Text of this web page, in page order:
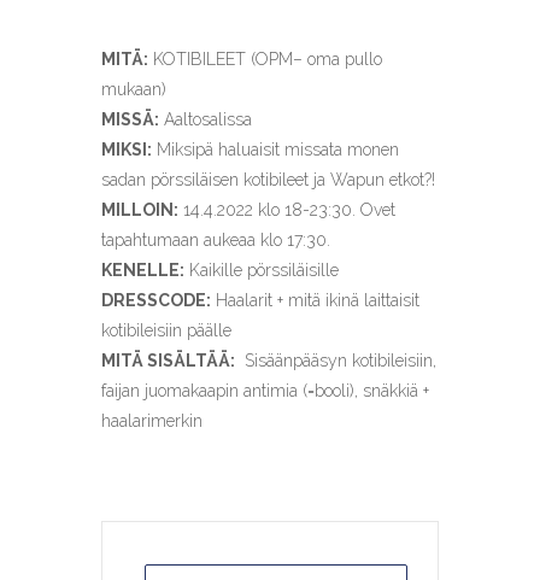
MITÄ: KOTIBILEET (OPM– oma pullo
mukaan)
MISSÄ: Aaltosalissa
MIKSI: Miksipä haluaisit missata monen
sadan pörssiläisen kotibileet ja Wapun etkot?!
MILLOIN: 14.4.2022 klo 18-23:30. Ovet
tapahtumaan aukeaa klo 17:30.
KENELLE: Kaikille pörssiläisille
DRESSCODE: Haalarit + mitä ikinä laittaisit
kotibileisiin päälle
MITÄ SISÄLTÄÄ: Sisäänpääsyn kotibileisiin,
faijan juomakaapin antimia (=booli), snäkkiä +
haalarimerkin